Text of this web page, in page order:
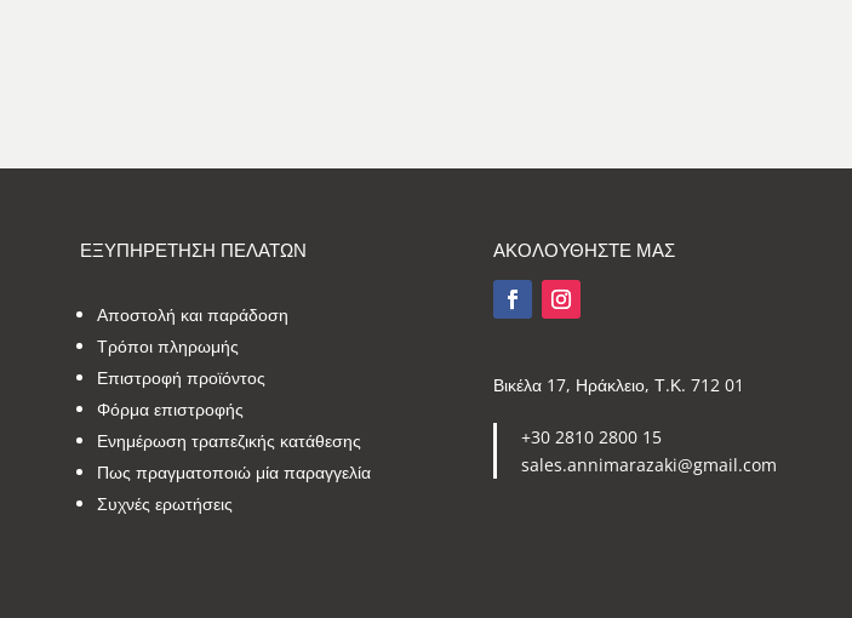
ΕΞΥΠΗΡΕΤΗΣΗ ΠΕΛΑΤΩΝ
Αποστολή και παράδοση
Τρόποι πληρωμής
Επιστροφή προϊόντος
Φόρμα επιστροφής
Ενημέρωση τραπεζικής κατάθεσης
Πως πραγματοποιώ μία παραγγελία
Συχνές ερωτήσεις
ΑΚΟΛΟΥΘΗΣΤΕ ΜΑΣ
Βικέλα 17, Ηράκλειο, Τ.Κ. 712 01
+30 2810 2800 15
sales.annimarazaki@gmail.com